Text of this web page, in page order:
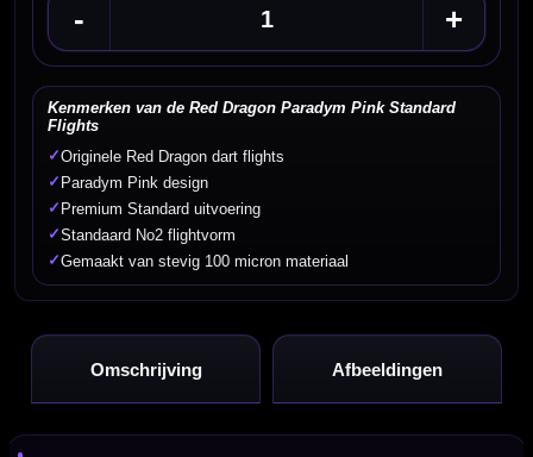
Kenmerken van de Red Dragon Paradym Pink Standard
Flights
✓Originele Red Dragon dart flights
✓ Paradym Pink design
✓ Premium Standard uitvoering
✓Standaard No2 flightvorm
✓Gemaakt van stevig 100 micron materiaal
- +
Omschrijving Afbeeldingen